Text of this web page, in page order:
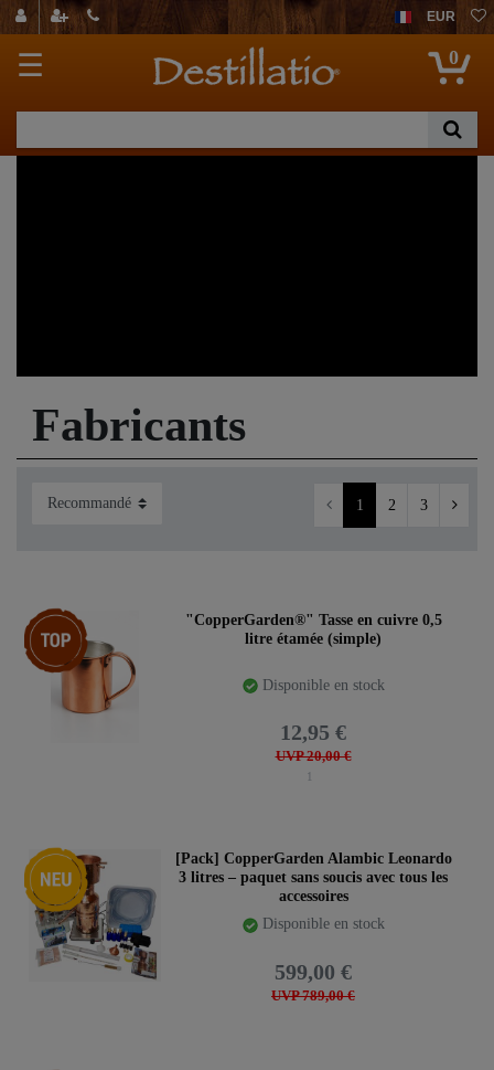
EUR
☰ 0
Fabricants
1 2 3
Article phare
"CopperGarden®" Tasse en cuivre 0,5
litre étamée (simple)
Disponible en stock
UVP 20,00 €
12,95 €
1
Nouveauté
[Pack] CopperGarden Alambic Leonardo
3 litres – paquet sans soucis avec tous les
accessoires
Disponible en stock
UVP 789,00 €
599,00 €